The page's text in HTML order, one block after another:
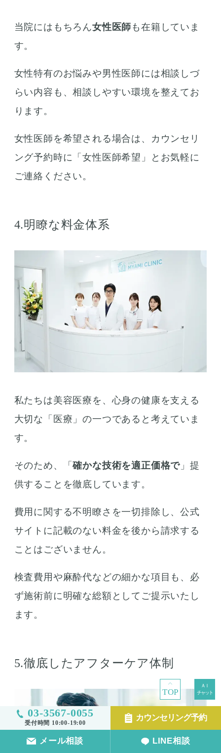
TOP
03-3567-0055
受付時間 10:00-19:00
カウンセリング予約
メール相談 LINE相談
当院にはもちろん女性医師も在籍していま
す。
女性特有のお悩みや男性医師には相談しづ
らい内容も、相談しやすい環境を整えてお
ります。
女性医師を希望される場合は、カウンセリ
ング予約時に「女性医師希望」とお気軽に
ご連絡ください。
4.明瞭な料金体系
私たちは美容医療を、心身の健康を支える
大切な「医療」の一つであると考えていま
す。
そのため、「確かな技術を適正価格で 」提
供することを徹底しています。
費用に関する不明瞭さを一切排除し、公式
サイトに記載のない料金を後から請求する
ことはございません。
検査費用や麻酔代などの細かな項目も、必
ず施術前に明確な総額としてご提示いたし
ます。
5.徹底したアフターケア体制